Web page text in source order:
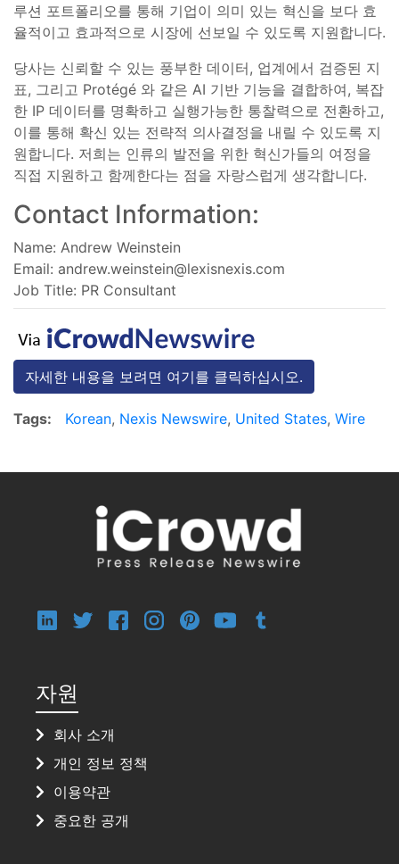
루션 포트폴리오를 통해 기업이 의미 있는 혁신을 보다 효
율적이고 효과적으로 시장에 선보일 수 있도록 지원합니다.
당사는 신뢰할 수 있는 풍부한 데이터, 업계에서 검증된 지
표, 그리고 Protégé 와 같은 AI 기반 기능을 결합하여, 복잡
한 IP 데이터를 명확하고 실행가능한 통찰력으로 전환하고,
이를 통해 확신 있는 전략적 의사결정을 내릴 수 있도록 지
원합니다. 저희는 인류의 발전을 위한 혁신가들의 여정을
직접 지원하고 함께한다는 점을 자랑스럽게 생각합니다.
Contact Information:
Name: Andrew Weinstein
Email: andrew.weinstein@lexisnexis.com
Job Title: PR Consultant
자세한 내용을 보려면 여기를 클릭하십시오.
Tags: Korean, Nexis Newswire, United States, Wire
자원
회사 소개
개인 정보 정책
이용약관
중요한 공개